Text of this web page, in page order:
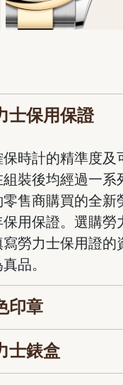
士保用保證
時計的精準度
裝後均經過一
售商購買的全新
用保證。選購勞
勞力士保用證
品。
印章
士錶盒